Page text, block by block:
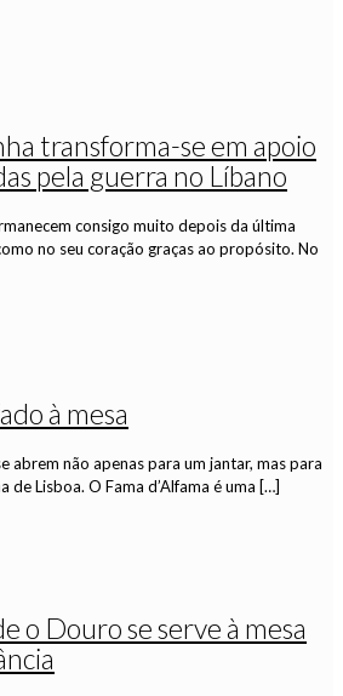
transforma-se em apoio
pela guerra no Líbano
consigo muito depois da última
no seu coração graças ao propósito. No
à mesa
abrem não apenas para um jantar, mas para
de Lisboa. O Fama d’Alfama é uma […]
o Douro se serve à mesa